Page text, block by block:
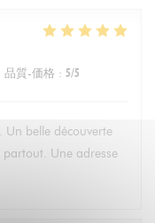
品質-価格 : 5/5
Un belle découverte
Une adresse